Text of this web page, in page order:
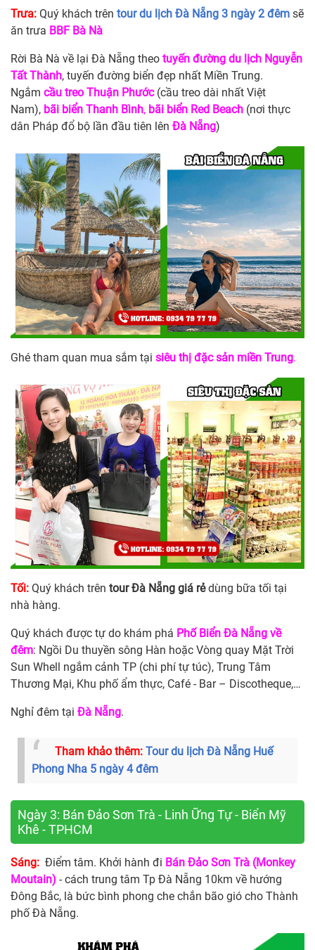
Trưa: Quý khách trên tour du lịch Đà Nẵng 3 ngày 2 đêm sẽ
ăn trưa BBF Bà Nà
Rời Bà Nà về lại Đà Nẵng theo tuyến đường du lịch Nguyễn
Tất Thành, tuyến đường biển đẹp nhất Miền Trung.
Ngắm cầu treo Thuận Phước(cầu treo dài nhất Việt
Nam), bãi biển Thanh Bình, bãi biển Red Beach (nơi thực
dân Pháp đổ bộ lần đầu tiên lên Đà Nẵng)
Ghé tham quan mua sắm tại siêu thị đặc sản miền Trung.
Tối: Quý khách trên tour Đà Nẵng giá rẻdùng bữa tối tại
nhà hàng.
Quý khách được tự do khám phá Phố Biển Đà Nẵng về
đêm: Ngồi Du thuyền sông Hàn hoặc Vòng quay Mặt Trời
Sun Whell ngắm cảnh TP (chi phí tự túc), Trung Tâm
Thương Mại, Khu phố ẩm thực, Café - Bar – Discotheque,…
Nghỉ đêm tại Đà Nẵng.
Tham khảo thêm: Tour du lịch Đà Nẵng Huế
Phong Nha 5 ngày 4 đêm
Ngày 3: Bán Đảo Sơn Trà - Linh Ững Tự - Biển Mỹ
Khê - TPHCM
Sáng: Điểm tâm. Khởi hành đi Bán Đảo Sơn Trà (Monkey
Moutain) - cách trung tâm Tp Đà Nẵng 10km về hướng
Đông Bắc, là bức bình phong che chắn bão gió cho Thành
phố Đà Nẵng.